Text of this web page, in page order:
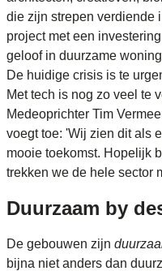
die zijn strepen verdiende
project met een
geloof in duurzame
De huidige crisis is te
Met tech is nog zo veel te
Medeoprichter Tim
voegt toe: 'Wij zien dit als
mooie toekomst. Hopelijk
trekken we de hele sector
Duurzaam by
De gebouwen zijn
bijna niet anders dan